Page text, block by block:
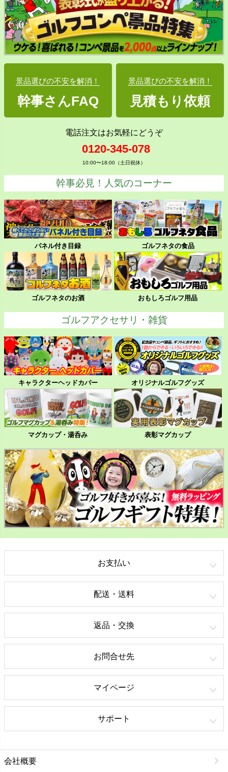
景品選びの不安を解消！
幹事さんFAQ
景品選びの不安を解消！
見積もり依頼
電話注文はお気軽にどうぞ
0120-345-078
10:00〜18:00（土日祝休）
幹事必見！人気のコーナー
パネル付き目録 ゴルフネタの食品
ゴルフネタのお酒 おもしろゴルフ用品
ゴルフアクセサリ・雑貨
キャラクターヘッドカバー オリジナルゴルフグッズ
マグカップ・湯呑み 表彰マグカップ
お支払い
配送・送料
返品・交換
お問合せ先
マイページ
サポート
会社概要